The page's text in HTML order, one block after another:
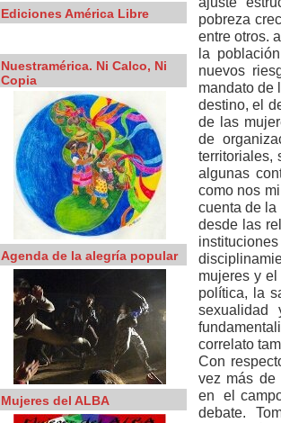
Ediciones América Libre
Nuestramérica. Ni Calco, Ni
Copia
Agenda de la alegría popular
Mujeres del ALBA
pobreza
entre otros.
la
nuevos
mandato de
destino, el
de las
de
territoriales,
algunas
como nos
cuenta de
desde las
mujeres y
política, la
correlato
Con
vez más de
en el
debate.